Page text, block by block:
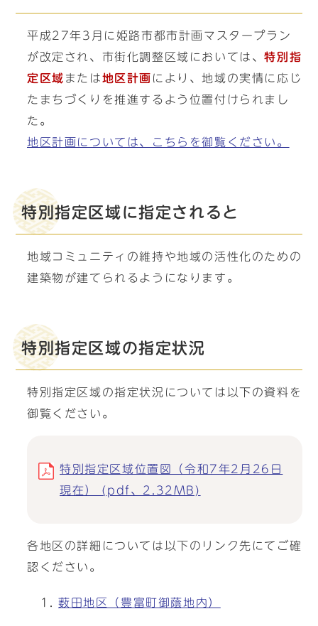
平成27年3月に姫路市都市計画マスタープラン
が改定され、市街化調整区域においては、特別指
定区域 または地区計画 により、地域の実情に応じ
たまちづくりを推進するよう位置付けられまし
た。
地区計画については、こちらを御覧ください。
特別指定区域に指定されると
地域コミュニティの維持や地域の活性化のための
建築物が建てられるようになります。
特別指定区域の指定状況
特別指定区域の指定状況については以下の資料を
御覧ください。
特別指定区域位置図（令和7年2月26日
現在） (pdf、2.32MB)
各地区の詳細については以下のリンク先にてご確
認ください。
薮田地区（豊富町御蔭地内）